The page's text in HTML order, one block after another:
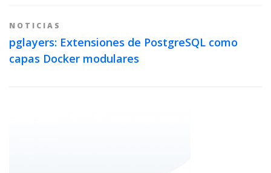
NOTICIAS
pglayers: Extensiones de PostgreSQL como
capas Docker modulares